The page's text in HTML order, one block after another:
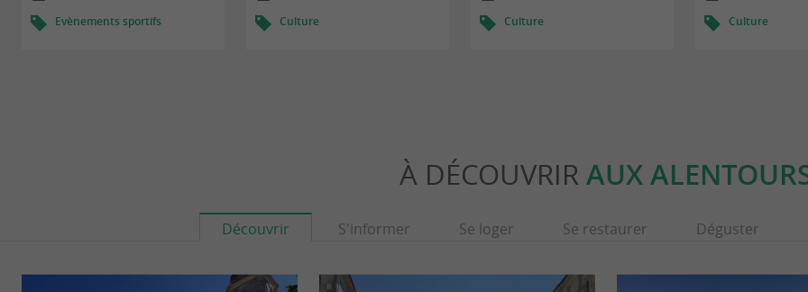
Evènements sportifs Culture Culture Culture
À DÉCOUVRIR AUX
Découvrir S'informer Se loger Se restaurer Déguster